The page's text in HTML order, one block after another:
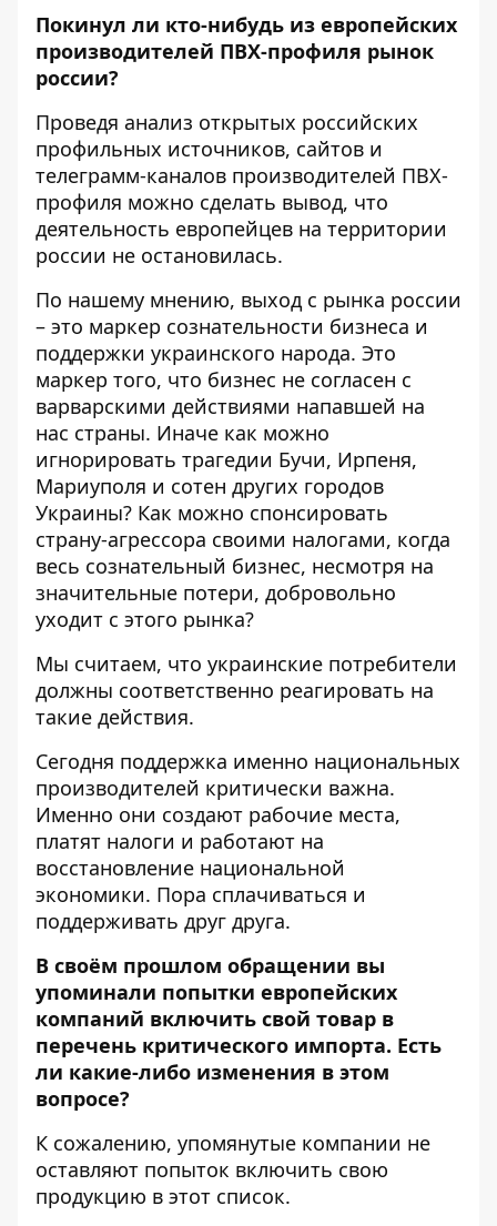
Покинул ли кто-нибудь из европейских
производителей ПВХ-профиля рынок
россии?
Проведя анализ открытых российских
профильных источников, сайтов и
телеграмм-каналов производителей ПВХ-
профиля можно сделать вывод, что
деятельность европейцев на территории
россии не остановилась.
По нашему мнению, выход с рынка россии
– это маркер сознательности бизнеса и
поддержки украинского народа. Это
маркер того, что бизнес не согласен с
варварскими действиями напавшей на
нас страны. Иначе как можно
игнорировать трагедии Бучи, Ирпеня,
Мариуполя и сотен других городов
Украины? Как можно спонсировать
страну-агрессора своими налогами, когда
весь сознательный бизнес, несмотря на
значительные потери, добровольно
уходит с этого рынка?
Мы считаем, что украинские потребители
должны соответственно реагировать на
такие действия.
Сегодня поддержка именно национальных
производителей критически важна.
Именно они создают рабочие места,
платят налоги и работают на
восстановление национальной
экономики. Пора сплачиваться и
поддерживать друг друга.
В своём прошлом обращении вы
упоминали попытки европейских
компаний включить свой товар в
перечень критического импорта. Есть
ли какие-либо изменения в этом
вопросе?
К сожалению, упомянутые компании не
оставляют попыток включить свою
продукцию в этот список.